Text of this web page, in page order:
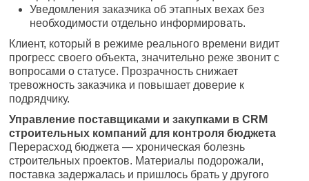
Уведомления заказчика об этапных вехах без
необходимости отдельно информировать.
Клиент, который в режиме реального времени видит
прогресс своего объекта, значительно реже звонит с
вопросами о статусе. Прозрачность снижает
тревожность заказчика и повышает доверие к
подрядчику.
Управление поставщиками и закупками в CRM
строительных компаний для контроля бюджета
Перерасход бюджета — хроническая болезнь
строительных проектов. Материалы подорожали,
поставка задержалась и пришлось брать у другого